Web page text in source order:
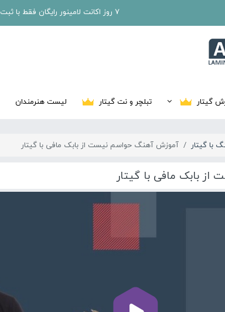
7 روز اکانت لامینور رایگان فقط با ثبت نام در سایت
گیتار تبلچر و نت گیتار لیست هنرمندان
با گیتار آموزش آهنگ حواسم نیست از بابک مافی‌ با گیتار
بابک مافی‌ با گیتار